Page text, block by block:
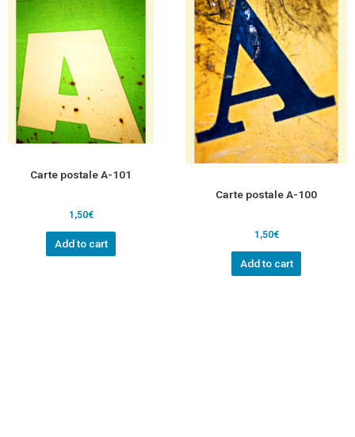
Carte postale A-101
1,50€
Add to cart
Carte postale A-100
1,50€
Add to cart